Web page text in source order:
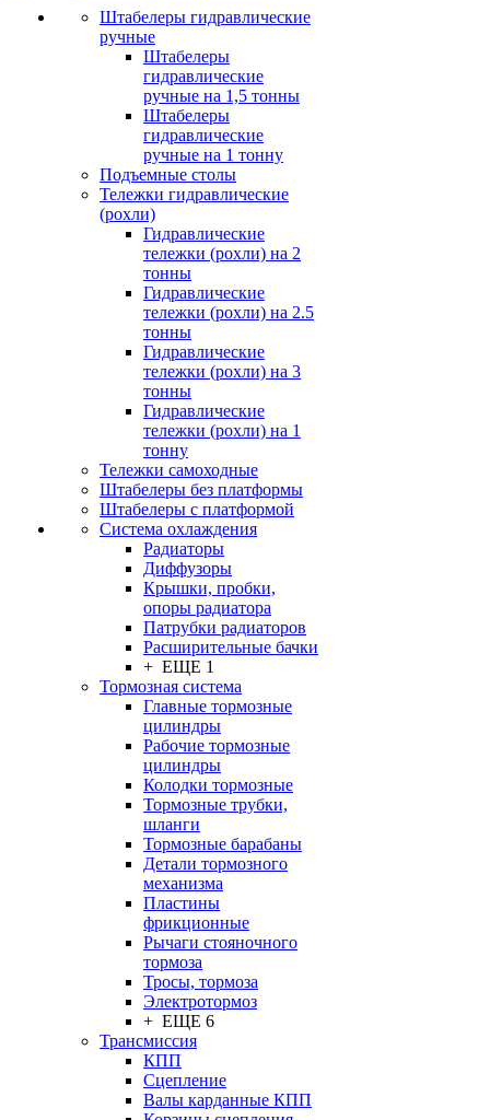
Штабелеры гидравлические
ручные
Штабелеры
гидравлические
ручные на 1,5 тонны
Штабелеры
гидравлические
ручные на 1 тонну
Подъемные столы
Тележки гидравлические
(рохли)
Гидравлические
тележки (рохли) на 2
тонны
Гидравлические
тележки (рохли) на 2.5
тонны
Гидравлические
тележки (рохли) на 3
тонны
Гидравлические
тележки (рохли) на 1
тонну
Тележки самоходные
Штабелеры без платформы
Штабелеры с платформой
Система охлаждения
Радиаторы
Диффузоры
Крышки, пробки,
опоры радиатора
Патрубки радиаторов
Расширительные бачки
+ ЕЩЕ 1
Тормозная система
Главные тормозные
цилиндры
Рабочие тормозные
цилиндры
Колодки тормозные
Тормозные трубки,
шланги
Тормозные барабаны
Детали тормозного
механизма
Пластины
фрикционные
Рычаги стояночного
тормоза
Тросы, тормоза
Электротормоз
+ ЕЩЕ 6
Трансмиссия
КПП
Сцепление
Валы карданные КПП